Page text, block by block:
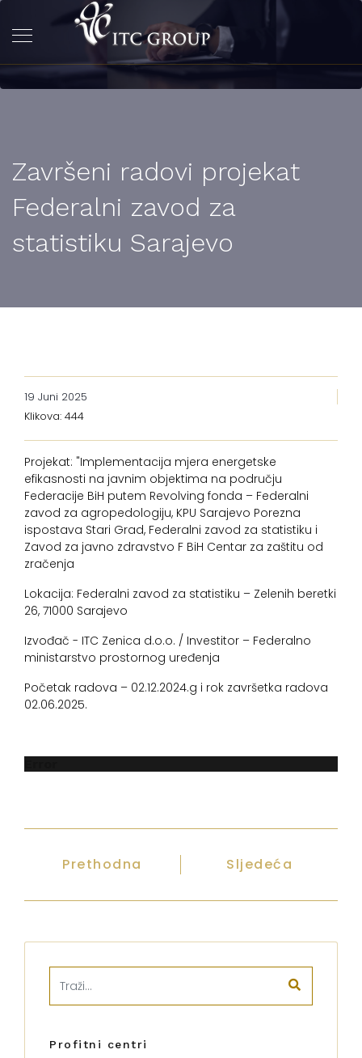
Završeni radovi projekat
Federalni zavod za
statistiku Sarajevo
19 Juni 2025
Klikova: 444
Projekat: "Implementacija mjera energetske
efikasnosti na javnim objektima na području
Federacije BiH putem Revolving fonda – Federalni
zavod za agropedologiju, KPU Sarajevo Porezna
ispostava Stari Grad, Federalni zavod za statistiku i
Zavod za javno zdravstvo F BiH Centar za zaštitu od
zračenja
Lokacija: Federalni zavod za statistiku – Zelenih beretki
26, 71000 Sarajevo
Izvođač - ITC Zenica d.o.o. / Investitor – Federalno
ministarstvo prostornog uređenja
Početak radova – 02.12.2024.g i rok završetka radova
02.06.2025.
Prethodna Sljedeća
Profitni centri